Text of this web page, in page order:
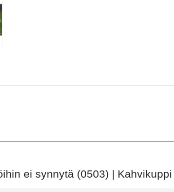
ei synnytä (0503) | Kahvikuppi